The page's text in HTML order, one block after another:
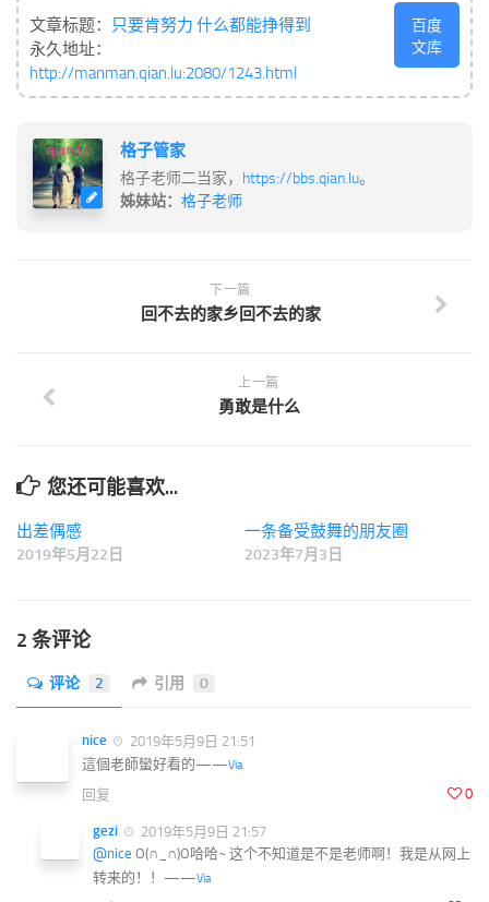
文章标题：
只要肯努力 什么都能挣得到
永久地址：
http://manman.qian.lu:2080/1243.html
百度
文库
格子管家
格子老师二当家， https://bbs.qian.lu。
姊妹站： 格子老师
下一篇
回不去的家乡回不去的家
上一篇
勇敢是什么
您还可能喜欢...
出差偶感
2019年5月22日
一条备受鼓舞的朋友圈
2023年7月3日
2 条评论
评论 2 引用 0
nice
2019年5月9日 21:51
這個老師蠻好看的——Via
0
回复
gezi
2019年5月9日 21:57
@nice O(∩_∩)O哈哈~ 这个不知道是不是老师啊！我是从网上
转来的！！——Via